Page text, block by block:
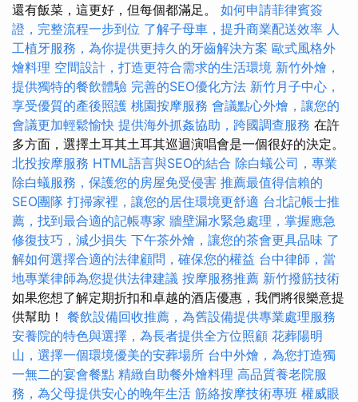
還有飯菜，這更好，但每個都滿足。 如何申請菲律賓簽
證，完整流程一步到位 了解子母車，提升商業配送效率 人
工植牙服務，為你提供更持久的牙齒解決方案 歐式風格外
燴料理 空間設計，打造更符合需求的生活環境 新竹外燴，
提供獨特的餐飲體驗 完善的SEO優化方法 新竹月子中心，
享受優質的產後照護 桃園按摩服務 會議點心外燴，讓您的
會議更加輕鬆愉快 提供海外抓姦協助，跨國調查服務 在許
多方面，選擇土耳其土耳其巡迴演唱會是一個很好的決定。
北投按摩服務 HTML語言與SEO的結合 除白蟻公司，專業
除白蟻服務，保護您的房屋免受侵害 推薦最值得信賴的
SEO團隊 打掃家裡，讓您的居住環境更舒適 台北記帳士推
薦，找到最合適的記帳專家 牆壁漏水緊急處理，掌握應急
修復技巧，減少損失 下午茶外燴，讓您的茶會更具品味 了
解如何選擇合適的法律顧問，確保您的權益 台中律師，當
地專業律師為您提供法律建議 按摩服務推薦 新竹撥筋技術
如果您想了解定期折扣和卓越的酒店優惠，我們將很樂意提
供幫助！ 餐飲設備回收推薦，為舊設備提供專業處理服務
安養院的特色與選擇，為長者提供全方位照顧 花葬陽明
山，選擇一個環境優美的安葬場所 台中外燴，為您打造獨
一無二的宴會餐點 精緻自助餐外燴料理 高品質養老院服
務，為父母提供安心的晚年生活 筋絡按摩技術專班 權威眼